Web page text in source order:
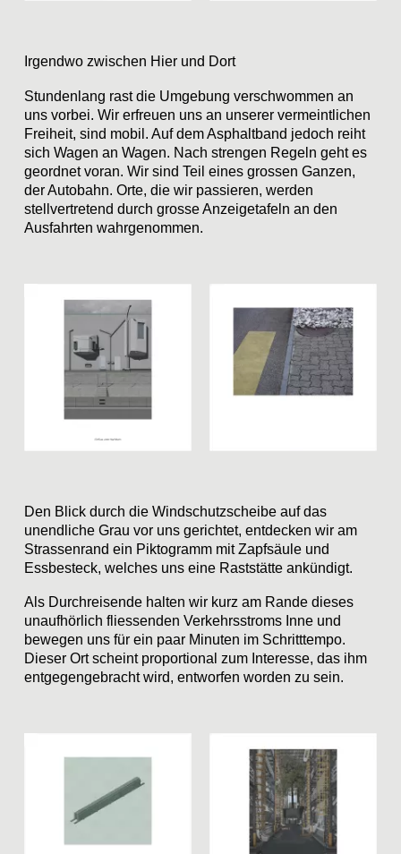
Irgendwo zwischen Hier und Dort
Stundenlang rast die Umgebung verschwommen an
uns vorbei. Wir erfreuen uns an unserer vermeintlichen
Freiheit, sind mobil. Auf dem Asphaltband jedoch reiht
sich Wagen an Wagen. Nach strengen Regeln geht es
geordnet voran. Wir sind Teil eines grossen Ganzen,
der Autobahn. Orte, die wir passieren, werden
stellvertretend durch grosse Anzeigetafeln an den
Ausfahrten wahrgenommen.
Den Blick durch die Windschutzscheibe auf das
unendliche Grau vor uns gerichtet, entdecken wir am
Strassenrand ein Piktogramm mit Zapfsäule und
Essbesteck, welches uns eine Raststätte ankündigt.
Als Durchreisende halten wir kurz am Rande dieses
unaufhörlich fliessenden Verkehrsstroms Inne und
bewegen uns für ein paar Minuten im Schritttempo.
Dieser Ort scheint proportional zum Interesse, das ihm
entgegengebracht wird, entworfen worden zu sein.